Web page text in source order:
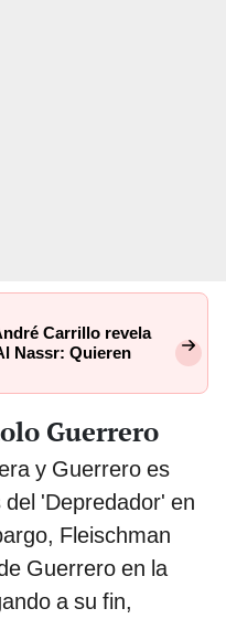
Carrillo revela
Nassr: Quieren
Guerrero
y Guerrero es
'Depredador' en
Fleischman
Guerrero en la
a su fin,